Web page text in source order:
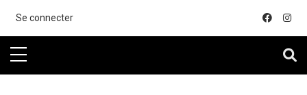
Se connecter